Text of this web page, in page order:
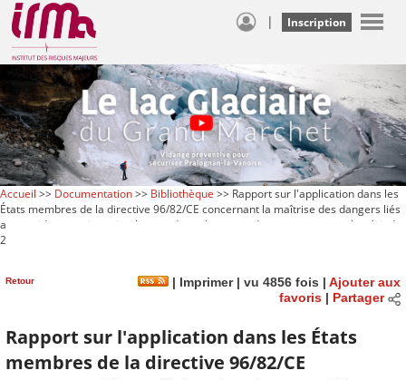
| Inscription
Accueil >> Documentation>> Bibliothèque >> Rapport sur l'application dans les
États membres de la directive 96/82/CE concernant la maîtrise des dangers liés
aux accidents majeurs impliquant des substances dangereuses, pour la période
2003-2005
Retour | Imprimer| vu 4856 fois | Ajouter aux
favoris| Partager
Rapport sur l'application dans les États
membres de la directive 96/82/CE